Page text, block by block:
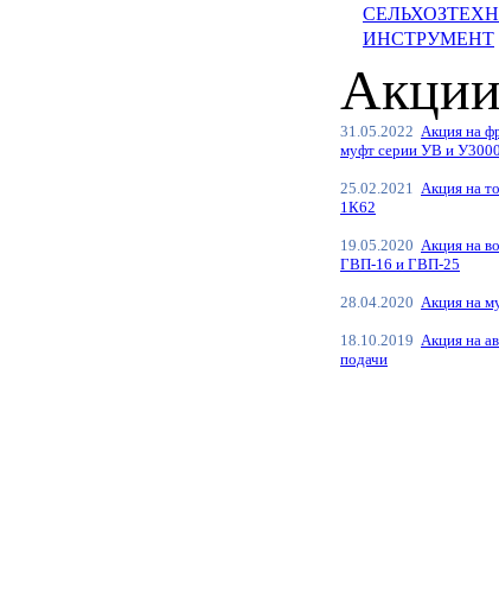
ИНСТРУМЕНТ
Акции
31.05.2022 Акция на
муфт серии УВ и У3000
25.02.2021 Акция на
1К62
19.05.2020 Акция на
ГВП-16 и ГВП-25
28.04.2020 Акция на
18.10.2019 Акция на
подачи